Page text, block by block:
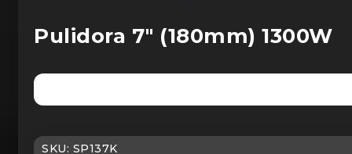
Pulidora 7″ (180mm) 1300W
SKU: SP137K